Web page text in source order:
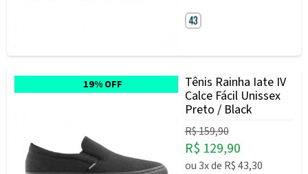
19% OFF
Tênis Rainha Iate IV
Calce Fácil Unissex
Preto / Black
R$ 159,90
R$ 129,90
ou3xde R$ 43,30